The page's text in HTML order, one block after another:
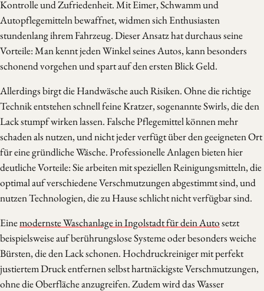
Kontrolle und Zufriedenheit. Mit Eimer, Schwamm und
Autopflegemitteln bewaffnet, widmen sich Enthusiasten
stundenlang ihrem Fahrzeug. Dieser Ansatz hat durchaus seine
Vorteile: Man kennt jeden Winkel seines Autos, kann besonders
schonend vorgehen und spart auf den ersten Blick Geld.
Allerdings birgt die Handwäsche auch Risiken. Ohne die richtige
Technik entstehen schnell feine Kratzer, sogenannte Swirls, die den
Lack stumpf wirken lassen. Falsche Pflegemittel können mehr
schaden als nutzen, und nicht jeder verfügt über den geeigneten Ort
für eine gründliche Wäsche. Professionelle Anlagen bieten hier
deutliche Vorteile: Sie arbeiten mit speziellen Reinigungsmitteln, die
optimal auf verschiedene Verschmutzungen abgestimmt sind, und
nutzen Technologien, die zu Hause schlicht nicht verfügbar sind.
Einemodernste Waschanlage in Ingolstadt für dein Autosetzt
beispielsweise auf berührungslose Systeme oder besonders weiche
Bürsten, die den Lack schonen. Hochdruckreiniger mit perfekt
justiertem Druck entfernen selbst hartnäckigste Verschmutzungen,
ohne die Oberfläche anzugreifen. Zudem wird das Wasser